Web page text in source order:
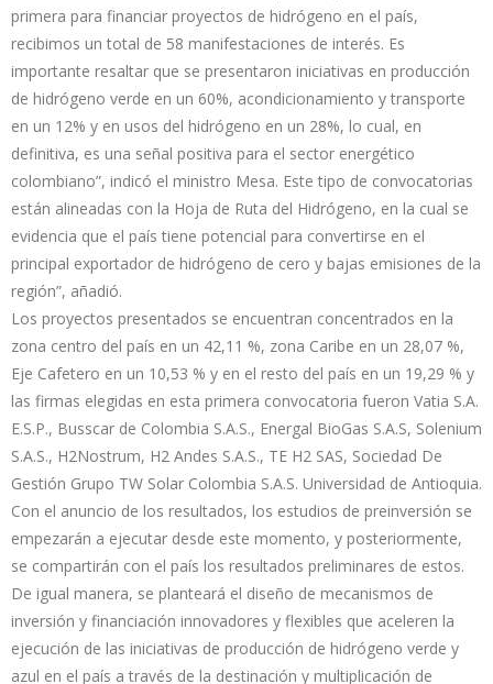
primera para financiar proyectos de hidrógeno en el país,
recibimos un total de 58 manifestaciones de interés. Es
importante resaltar que se presentaron iniciativas en producción
de hidrógeno verde en un 60%, acondicionamiento y transporte
en un 12% y en usos del hidrógeno en un 28%, lo cual, en
definitiva, es una señal positiva para el sector energético
colombiano”, indicó el ministro Mesa. Este tipo de convocatorias
están alineadas con la Hoja de Ruta del Hidrógeno, en la cual se
evidencia que el país tiene potencial para convertirse en el
principal exportador de hidrógeno de cero y bajas emisiones de la
región”, añadió.
Los proyectos presentados se encuentran concentrados en la
zona centro del país en un 42,11 %, zona Caribe en un 28,07 %,
Eje Cafetero en un 10,53 % y en el resto del país en un 19,29 % y
las firmas elegidas en esta primera convocatoria fueron Vatia S.A.
E.S.P., Busscar de Colombia S.A.S., Energal BioGas S.A.S, Solenium
S.A.S., H2Nostrum, H2 Andes S.A.S., TE H2 SAS, Sociedad De
Gestión Grupo TW Solar Colombia S.A.S. Universidad de Antioquia.
Con el anuncio de los resultados, los estudios de preinversión se
empezarán a ejecutar desde este momento, y posteriormente,
se compartirán con el país los resultados preliminares de estos.
De igual manera, se planteará el diseño de mecanismos de
inversión y financiación innovadores y flexibles que aceleren la
ejecución de las iniciativas de producción de hidrógeno verde y
azul en el país a través de la destinación y multiplicación de